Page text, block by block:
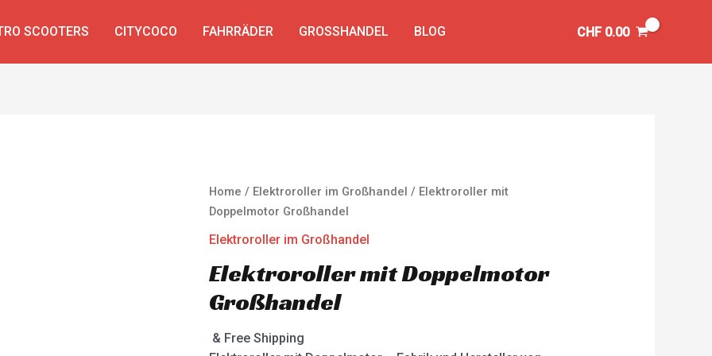
SCOOTERS CITYCOCO FAHRRÄDER GROSSHANDEL BLOG CHF0.00
Home / Elektroroller im Großhandel / Elektroroller mit
Doppelmotor Großhandel
Elektroroller im Großhandel
Elektroroller mit Doppelmotor
Großhandel
& Free Shipping